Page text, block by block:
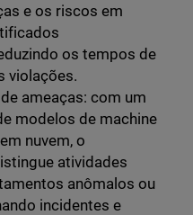
e os riscos em
os tempos de
violações.
ameaças: com um
modelos de machine
nuvem, o
atividades
anômalos ou
incidentes e